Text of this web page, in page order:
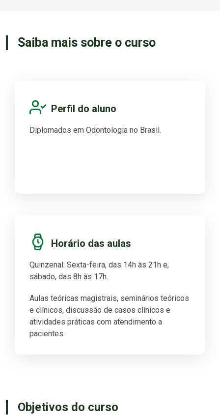
Saiba mais sobre o curso
Perfil do aluno
Diplomados em Odontologia no Brasil.
Horário das aulas
Quinzenal: Sexta-feira, das 14h às 21h e,
sábado, das 8h às 17h.
Aulas teóricas magistrais, seminários teóricos
e clínicos, discussão de casos clínicos e
atividades práticas com atendimento a
pacientes.
Objetivos do curso